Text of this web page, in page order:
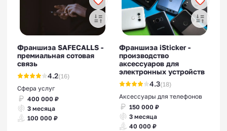
Франшиза SAFECALLS -
премиальная сотовая
связь
4.2(16)
Сфера услуг
400 000 ₽
3 месяца
100 000 ₽
Франшиза iSticker -
производство
аксессуаров для
электронных устройств
4.3(18)
Аксессуары для телефонов
150 000 ₽
3 месяца
40 000 ₽